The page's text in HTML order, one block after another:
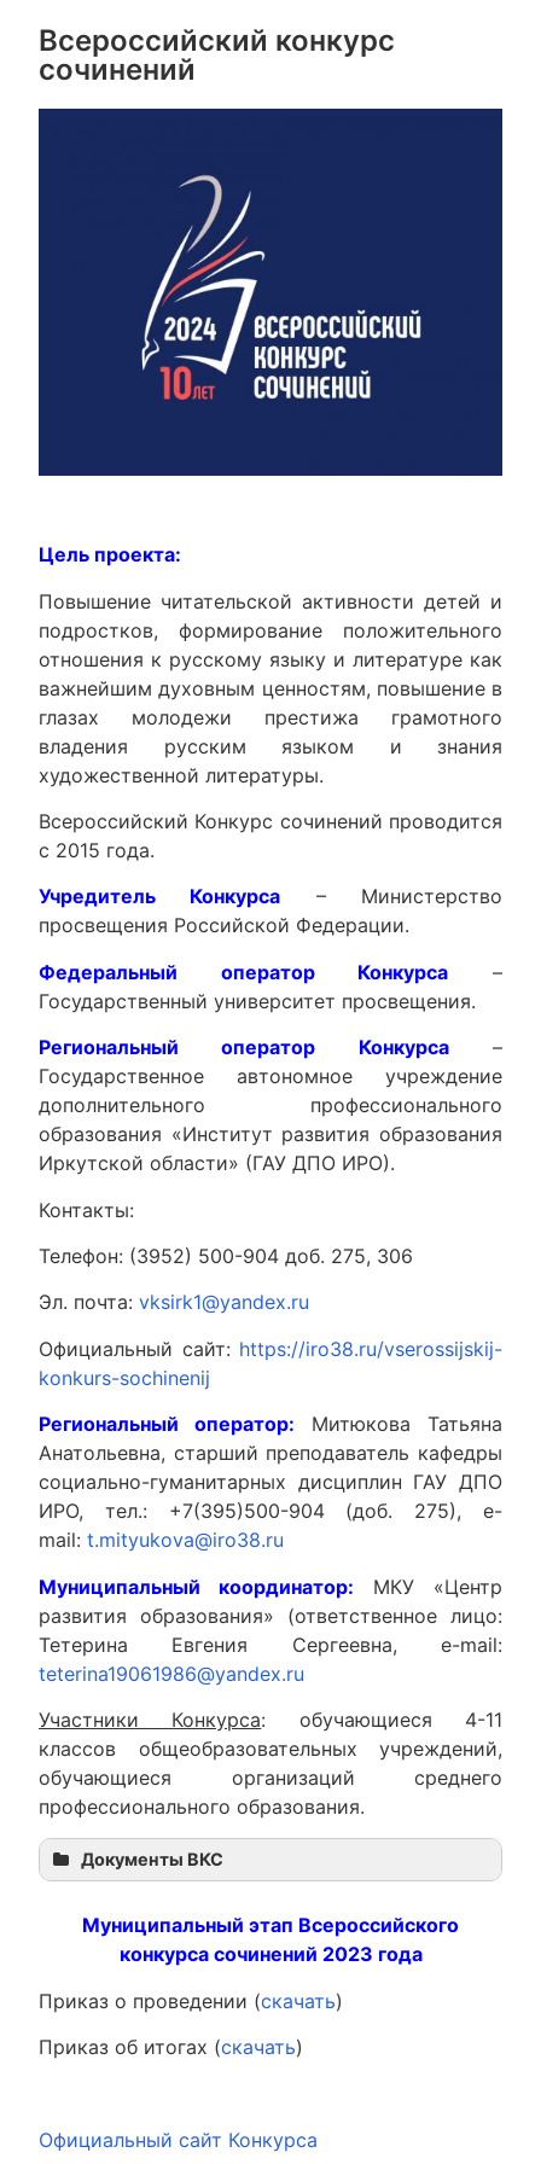
Всероссийский конкурс
сочинений
Цель проекта:
Повышение читательской активности детей и
подростков, формирование положительного
отношения к русскому языку и литературе как
важнейшим духовным ценностям, повышение в
глазах молодежи престижа грамотного
владения русским языком и знания
художественной литературы.
Всероссийский Конкурс сочинений проводится
с 2015 года.
Учредитель Конкурса – Министерство
просвещения Российской Федерации.
Федеральный оператор Конкурса –
Государственный университет просвещения.
Региональный оператор Конкурса–
Государственное автономное учреждение
дополнительного профессионального
образования «Институт развития образования
Иркутской области» (ГАУ ДПО ИРО).
Контакты:
Телефон: (3952) 500-904 доб. 275, 306
Эл. почта: vksirk1@yandex.ru
Официальный сайт: https://iro38.ru/vserossijskij-
konkurs-sochinenij
Региональный оператор:
Митюкова Татьяна
Анатольевна, старший преподаватель кафедры
социально-гуманитарных дисциплин ГАУ ДПО
ИРО, тел.: +7(395)500-904 (доб. 275), e-
mail: t.mityukova@iro38.ru
Муниципальный координатор: МКУ «Центр
развития образования» (ответственное лицо:
Тетерина Евгения Сергеевна, e-mail:
teterina19061986@yandex.ru
Участники Конкурса: обучающиеся 4-11
классов общеобразовательных учреждений,
обучающиеся организаций среднего
профессионального образования.
Документы ВКС
Муниципальный этап Всероссийского
конкурса сочинений 2023 года
Приказ о проведении (скачать)
Приказ об итогах (скачать)
Официальный сайт Конкурса